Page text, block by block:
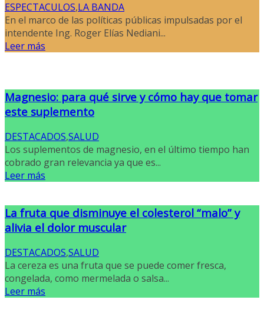
ESPECTACULOS,LA BANDA
En el marco de las políticas públicas impulsadas por el
intendente Ing. Roger Elías Nediani...
Leer más
Magnesio: para qué sirve y cómo hay que tomar
este suplemento
DESTACADOS,SALUD
Los suplementos de magnesio, en el último tiempo han
cobrado gran relevancia ya que es...
Leer más
La fruta que disminuye el colesterol “malo” y
alivia el dolor muscular
DESTACADOS,SALUD
La cereza es una fruta que se puede comer fresca,
congelada, como mermelada o salsa...
Leer más